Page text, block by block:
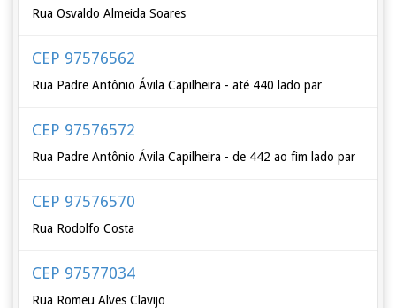
Rua Osvaldo Almeida Soares
CEP 97576562
Rua Padre Antônio Ávila Capilheira - até 440 lado par
CEP 97576572
Rua Padre Antônio Ávila Capilheira - de 442 ao fim lado par
CEP 97576570
Rua Rodolfo Costa
CEP 97577034
Rua Romeu Alves Clavijo